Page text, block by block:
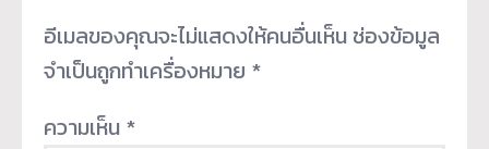
อีเมลของคุณจะไม่แสดงให้คนอื่นเห็น ช่องข้อมูล
จำเป็นถูกทำเครื่องหมาย *
ความเห็น *